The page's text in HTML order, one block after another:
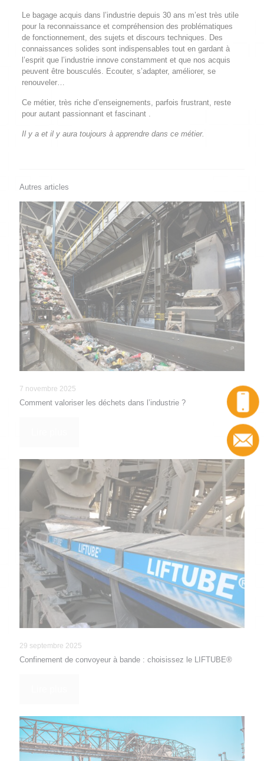
Le bagage acquis dans l’industrie depuis 30 ans m’est très utile
pour la reconnaissance et compréhension des problématiques
de fonctionnement, des sujets et discours techniques. Des
connaissances solides sont indispensables tout en gardant à
l’esprit que l’industrie innove constamment et que nos acquis
peuvent être bousculés. Ecouter, s’adapter, améliorer, se
renouveler…
Ce métier, très riche d’enseignements, parfois frustrant, reste
pour autant passionnant et fascinant .
Il y a et il y aura toujours à apprendre dans ce métier.
Autres articles
7 novembre 2025
Comment valoriser les déchets dans l’industrie ?
29 septembre 2025
Confinement de convoyeur à bande : choisissez le LIFTUBE®
Contact